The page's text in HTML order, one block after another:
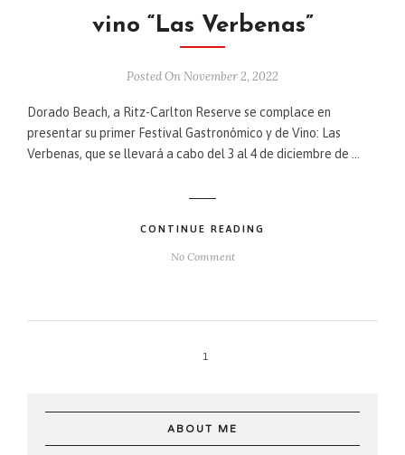
vino “Las Verbenas”
Posted On November 2, 2022
Dorado Beach, a Ritz-Carlton Reserve se complace en
presentar su primer Festival Gastronómico y de Vino: Las
Verbenas, que se llevará a cabo del 3 al 4 de diciembre de …
CONTINUE READING
No Comment
1
ABOUT ME